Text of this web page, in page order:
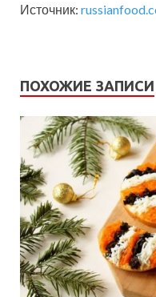
Источник:
ПОХОЖИЕ ЗАПИСИ